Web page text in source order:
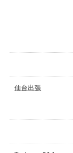
仙台出張